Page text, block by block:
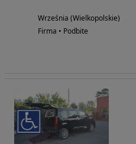
Września (Wielkopolskie)
Firma • Podbite